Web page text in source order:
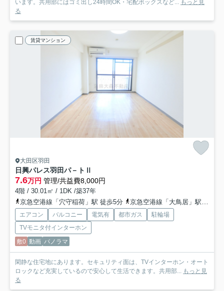
います。共用部にはゴミ出し24時間OK・宅配ボックスなど... もっと見
る
賃貸マンション
大田区羽田
日興パレス羽田パ－トⅡ
7.6万円 管理/共益費8,000円
4階 / 30.01㎡ / 1DK /築37年
京急空港線「穴守稲荷」駅 徒歩5分
京急空港線「大鳥居」駅 徒歩11分
エアコン バルコニー 電気有 都市ガス
駐輪場
TVモニタ付インターホン
敷0 動画 パノラマ
閑静な住宅地にあります。セキュリティ面は、TVインターホン・オート
ロックなど充実しているので安心して生活できます。共用部... もっと見
る